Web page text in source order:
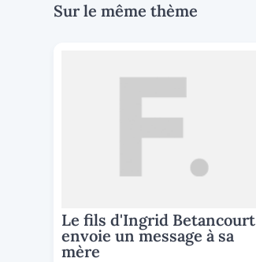
Sur le même thème
Le fils d'Ingrid Betancourt
envoie un message à sa
mère